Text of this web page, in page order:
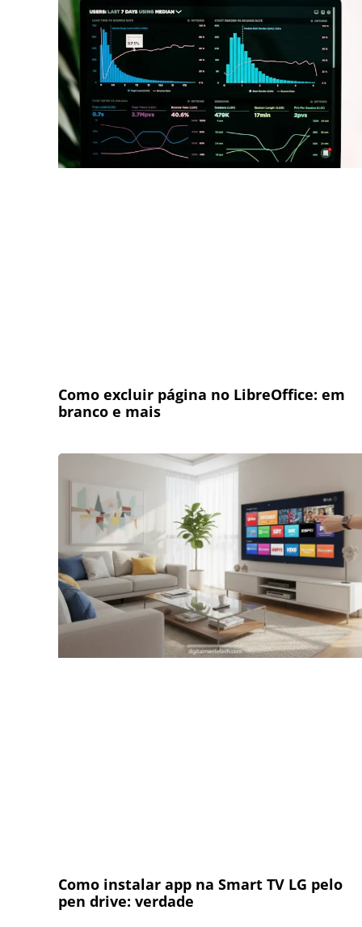
Como excluir página no LibreOffice: em
branco e mais
Como instalar app na Smart TV LG pelo
pen drive: verdade